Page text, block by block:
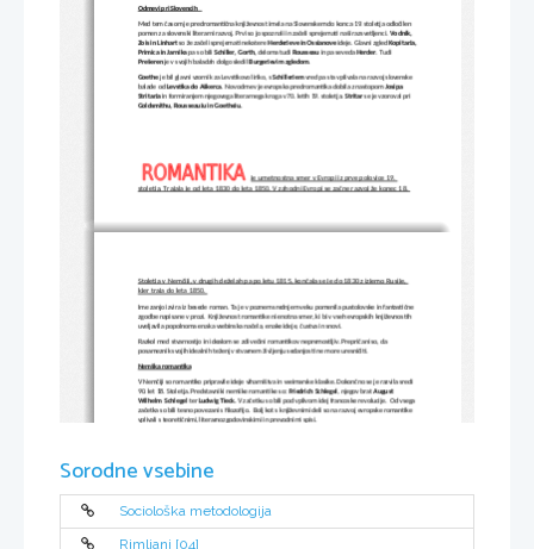
Odmevi pri Slovencih
Med tem časom je predromantična književnost imela na Slovenskem do konca 19. stoletja odločilen
pomen za slovenski literarni razvoj. Prvi so jo spoznali in začeli sprejemati naši razsvetljenci. Vodnik,
Zois in Linhart so že začeli sprejemati nekatere Herderjeve in Ossianove ideje. Glavni zgled Kopitarja,
Primica in Jarnika pa so bili Schiller, Gorth, deloma tudi Rousseau in pa seveda Herder . Tudi
Prešeren je v svojih baladah dolgo sledil Burgerjevim zgledom.
Goethe je bil glavni vzornik za Levstikovo liriko, s Schillerjem vred pa sta vplivala na razvoj slovenske
balade od Levstika do Aškerca. Nov odmev je evropska predromantika dobila z nastopom Josipa
Stritarja in formiranjem njegovega literarnega kroga v 70. letih 19. stoletja. Stritar se je vzoroval pri
Goldsmithu, Rousseauju in Goetheju.
je umetnostna smer v Evropi iz prve polovice 19.
stoletja. Trajala je od leta 1830 do leta 1850. V zahodni Evropi se začne razvoj že konec 18.
Stoletja v Nemčiji, v drugih deželah pa po letu 1815, končala se je do 1830 z izjemo Rusije,
kjer traja do leta 1850.
Ime zanjo izvira iz besede roman. Ta je v poznem srednjem veku pomenila pustolovske in fantastične
zgodbe napisane v prozi.  Književnost romantike ni enotna smer, ki bi v vseh evropskih književnostih
uveljavila popolnoma enaka vsebinska načela, enake ideje, čustva in snovi.
Razkol med stvarnostjo in idealom se zdi večini romantikov nepremostljiv. Prepričani so, da
posameznik svojih idealnih teženj v stvarnem življenju sedanjosti ne more uresničiti.
Nemška romantika
V Nemčiji so romantiko pripravile ideje viharništva in weimarske klasike. Dokončno se je razvila sredi
90. let 18. Stoletja. Predstavniki nemške romantike so: Friedrich Schlegel, njegov brat August
Wilhelm  Schlegel ter Ludwig Tieck. V začetku so bili pod vplivom idej francoske revolucije.  Od vsega
začetka so bili tesno povezani s filozofijo.  Bolj kot s književnimi deli so na razvoj evropske romantike
vplivali s teoretičnimi, literarnozgodovinskimi in prevodnimi spisi.
začetku so bili, tako kot Nemci, pod vplivom idej francoske revolucije. Bili so v stiku z nastajajočo
nemško romantiko.
Italijanska romantika
V Italiji se je nastop romantike zakasnil do leta 1815 zaradi močne klasične tradicije in močnih
spadata še v predromantiko. Okoli leta 1815 se je pod vplivom nemških romantičnih načel začela
razvijati romantična književnost, usmerjena k nacionalnim, liberalnim in demokratičnim idealom.
Sorodne vsebine
Sociološka metodologija
Rimljani [04]